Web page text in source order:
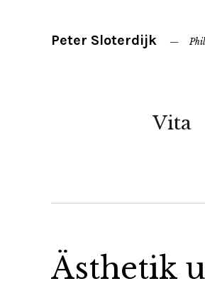
Peter Sloterdijk
Vita
Ästhetik